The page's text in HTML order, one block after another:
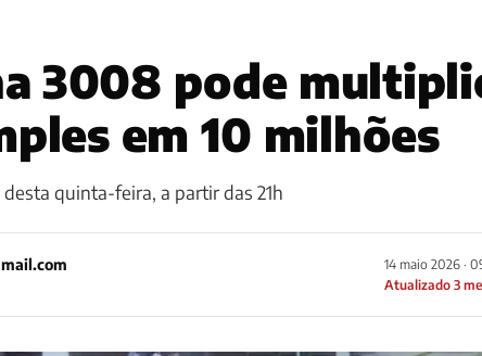
3008 pode
em 10 milhões
quinta-feira, a partir das 21h
14 maio 2026 ·
Atualizado 3